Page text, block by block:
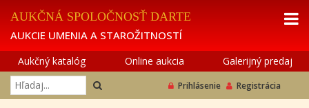
AUKČNÁ SPOLOČNOSŤ DARTE
AUKCIE UMENIA A STAROŽITNOSTÍ
Aukčný katalóg Online aukcia Galerijný predaj
Prihlásenie Registrácia